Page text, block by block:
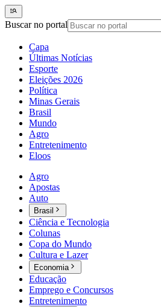
Buscar no portal
Capa
Últimas Notícias
Esporte
Eleições 2026
Política
Minas Gerais
Brasil
Mundo
Agro
Entretenimento
Eloos
Agro
Apostas
Auto
Brasil
Ciência e Tecnologia
Colunas
Copa do Mundo
Cultura e Lazer
Economia
Educação
Emprego e Concursos
Entretenimento